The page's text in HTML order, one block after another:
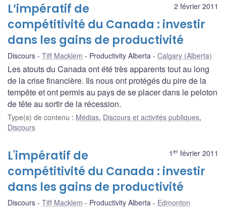
2 février 2011
L’impératif de
compétitivité du Canada : investir
dans les gains de productivité
Discours Tiff Macklem Productivity Alberta Calgary (Alberta)
Les atouts du Canada ont été très apparents tout au long
de la crise financière. Ils nous ont protégés du pire de la
tempête et ont permis au pays de se placer dans le peloton
de tête au sortir de la récession.
Type(s) de contenu : Médias, Discours et activités publiques,
Discours
1 er février 2011
L'impératif de
compétitivité du Canada : investir
dans les gains de productivité
Discours Tiff Macklem Productivity Alberta
Edmonton